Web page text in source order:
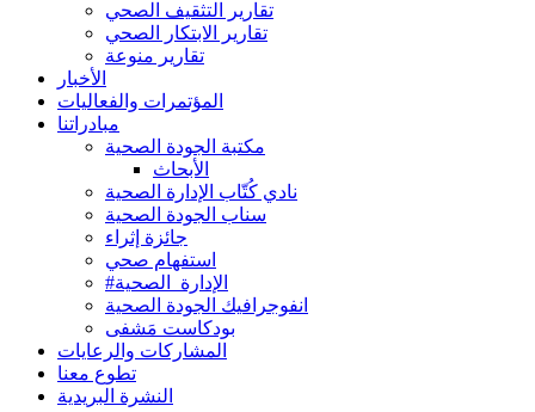
تقارير التثقيف الصحي
تقارير الابتكار الصحي
تقارير منوعة
الأخبار
المؤتمرات والفعاليات
مبادراتنا
مكتبة الجودة الصحية
الأبحاث
نادي كُتّاب الإدارة الصحية
سناب الجودة الصحية
جائزة إثراء
استفهام صحي
#الإدارة_الصحية
انفوجرافيك الجودة الصحية
بودكاست مَشفى
المشاركات والرعايات
تطوع معنا
النشرة البريدية